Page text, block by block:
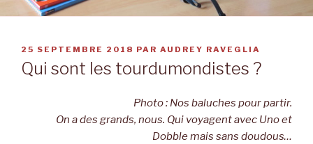
PUBLIÉ
LE
25 SEPTEMBRE 2018 PAR AUDREY RAVEGLIA
Qui sont les tourdumondistes ?
Photo : Nos baluches pour partir.
On a des grands, nous. Qui voyagent avec Uno et
Dobble mais sans doudous…